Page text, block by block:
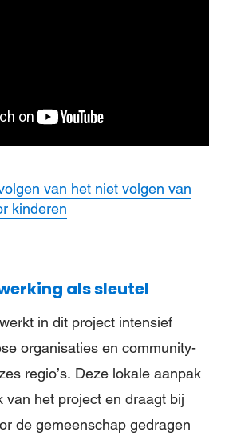
van het niet volgen van
kinderen
als sleutel
in dit project intensief
organisaties en community-
regio’s. Deze lokale aanpak
van het project en draagt bij
de gemeenschap gedragen